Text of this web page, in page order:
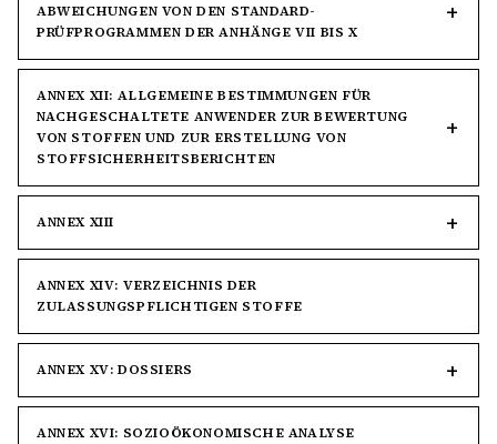
ABWEICHUNGEN VON DEN STANDARD-
PRÜFPROGRAMMEN DER ANHÄNGE VII BIS X
ANNEX XII: ALLGEMEINE BESTIMMUNGEN FÜR
NACHGESCHALTETE ANWENDER ZUR BEWERTUNG
VON STOFFEN UND ZUR ERSTELLUNG VON
STOFFSICHERHEITSBERICHTEN
ANNEX XIII
ANNEX XIV: VERZEICHNIS DER
ZULASSUNGSPFLICHTIGEN STOFFE
ANNEX XV: DOSSIERS
ANNEX XVI: SOZIOÖKONOMISCHE ANALYSE